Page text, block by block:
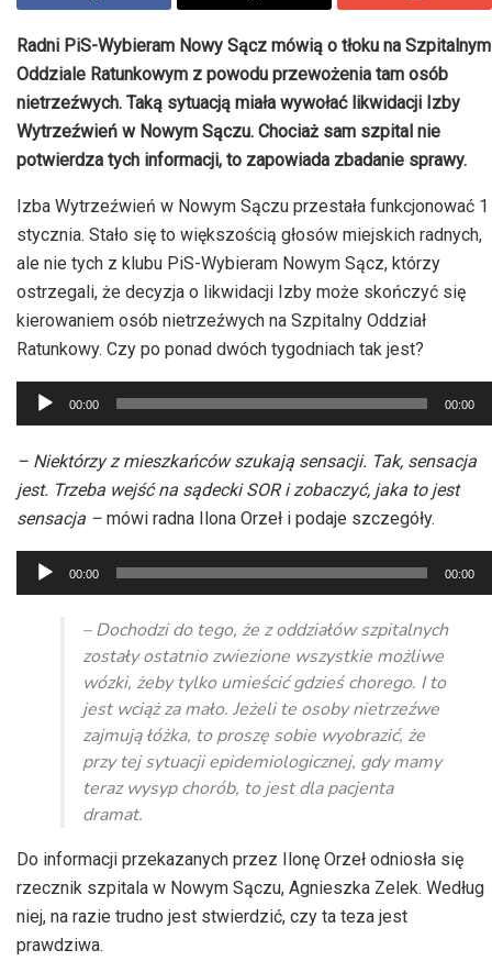
Radni PiS-Wybieram Nowy Sącz mówią o tłoku na Szpitalnym
Oddziale Ratunkowym z powodu przewożenia tam osób
nietrzeźwych. Taką sytuacją miała wywołać likwidacji Izby
Wytrzeźwień w Nowym Sączu. Chociaż sam szpital nie
potwierdza tych informacji, to zapowiada zbadanie sprawy.
Izba Wytrzeźwień w Nowym Sączu przestała funkcjonować 1
stycznia. Stało się to większością głosów miejskich radnych,
ale nie tych z klubu PiS-Wybieram Nowym Sącz, którzy
ostrzegali, że decyzja o likwidacji Izby może skończyć się
kierowaniem osób nietrzeźwych na Szpitalny Oddział
Ratunkowy. Czy po ponad dwóch tygodniach tak jest?
Odtwarzacz
plików
dźwiękowych
00:00 00:00
– Niektórzy z mieszkańców szukają sensacji. Tak, sensacja
jest. Trzeba wejść na sądecki SOR i zobaczyć, jaka to jest
sensacja – mówi radna Ilona Orzeł i podaje szczegóły.
Odtwarzacz
plików
dźwiękowych
00:00 00:00
– Dochodzi do tego, że z oddziałów szpitalnych
zostały ostatnio zwiezione wszystkie możliwe
wózki, żeby tylko umieścić gdzieś chorego. I to
jest wciąż za mało. Jeżeli te osoby nietrzeźwe
zajmują łóżka, to proszę sobie wyobrazić, że
przy tej sytuacji epidemiologicznej, gdy mamy
teraz wysyp chorób, to jest dla pacjenta
dramat.
Do informacji przekazanych przez Ilonę Orzeł odniosła się
rzecznik szpitala w Nowym Sączu, Agnieszka Zelek. Według
niej, na razie trudno jest stwierdzić, czy ta teza jest
prawdziwa.